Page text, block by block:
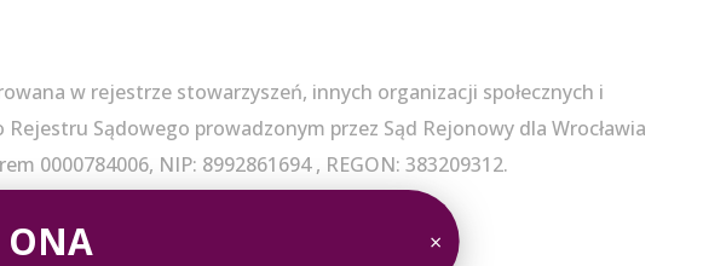
w rejestrze stowarzyszeń, innych organizacji społecznych i
Sądowego prowadzonym przez Sąd Rejonowy dla Wrocławia
0000784006, NIP: 8992861694 , REGON: 383209312.
ONA ×